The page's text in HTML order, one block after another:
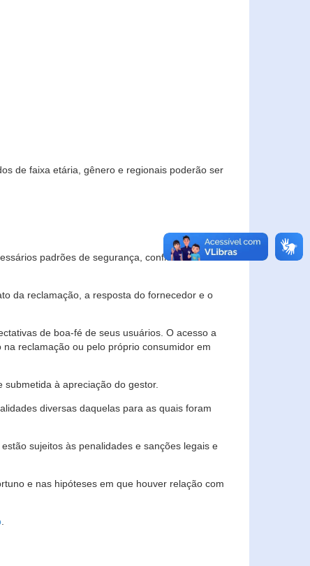
de faixa etária, gênero e regionais poderão ser
padrões de segurança, confidencialidade
da reclamação, a resposta do fornecedor e o
de boa-fé de seus usuários. O acesso a
reclamação ou pelo próprio consumidor em
à apreciação do gestor.
diversas daquelas para as quais foram
sujeitos às penalidades e sanções legais e
e nas hipóteses em que houver relação com